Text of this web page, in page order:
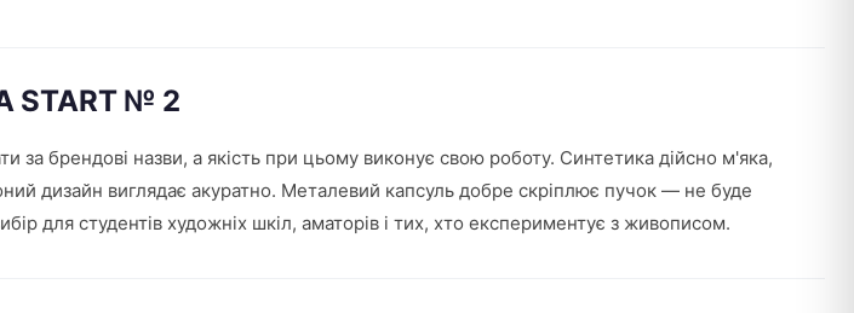
START № 2
брендові назви, а якість при цьому виконує свою роботу. Синтетика дійсно м'яка,
дизайн виглядає акуратно. Металевий капсуль добре скріплює пучок — не буде
для студентів художніх шкіл, аматорів і тих, хто експериментує з живописом.